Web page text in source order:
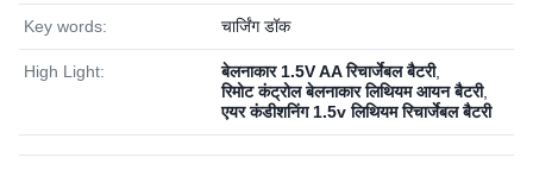
Key words: चार्जिंग डॉक
High Light: बेलनाकार 1.5V AA रिचार्जेबल बैटरी,
रिमोट कंट्रोल बेलनाकार लिथियम आयन बैटरी,
एयर कंडीशनिंग 1.5v लिथियम रिचार्जेबल बैटरी